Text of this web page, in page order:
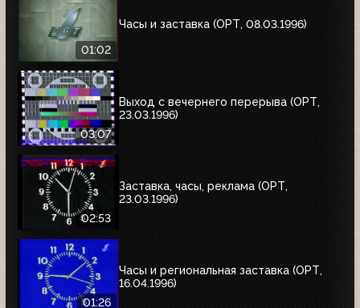
01:02
Часы и заставка (ОРТ, 08.03.1996)
03:07
Выход с вечернего перерыва (ОРТ,
23.03.1996)
02:53
Заставка, часы, реклама (ОРТ,
23.03.1996)
01:26
Часы и региональная заставка (ОРТ,
16.04.1996)